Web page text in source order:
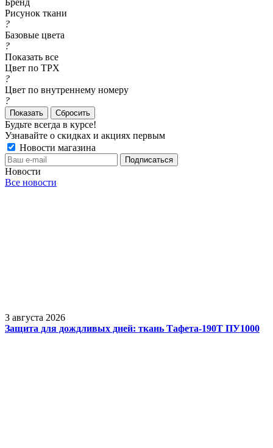
Бренд
Рисунок ткани
?
Базовые цвета
?
Показать все
Цвет по TPX
?
Цвет по внутреннему номеру
?
Сбросить
Будьте всегда в курсе!
Узнавайте о скидках и акциях первым
Новости магазина
Новости
Все новости
3 августа 2026
Защита для дождливых дней: ткань Тафета-190Т ПУ1000